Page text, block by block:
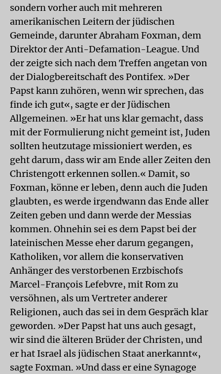
sondern vorher auch mit mehreren
amerikanischen Leitern der jüdischen
Gemeinde, darunter Abraham Foxman, dem
Direktor der Anti-Defamation-League. Und
der zeigte sich nach dem Treffen angetan von
der Dialogbereitschaft des Pontifex. »Der
Papst kann zuhören, wenn wir sprechen, das
finde ich gut«, sagte er der Jüdischen
Allgemeinen. »Er hat uns klar gemacht, dass
mit der Formulierung nicht gemeint ist, Juden
sollten heutzutage missioniert werden, es
geht darum, dass wir am Ende aller Zeiten den
Christengott erkennen sollen.« Damit, so
Foxman, könne er leben, denn auch die Juden
glaubten, es werde irgendwann das Ende aller
Zeiten geben und dann werde der Messias
kommen. Ohnehin sei es dem Papst bei der
lateinischen Messe eher darum gegangen,
Katholiken, vor allem die konservativen
Anhänger des verstorbenen Erzbischofs
Marcel-François Lefebvre, mit Rom zu
versöhnen, als um Vertreter anderer
Religionen, auch das sei in dem Gespräch klar
geworden. »Der Papst hat uns auch gesagt,
wir sind die älteren Brüder der Christen, und
er hat Israel als jüdischen Staat anerkannt«,
sagte Foxman. »Und dass er eine Synagoge